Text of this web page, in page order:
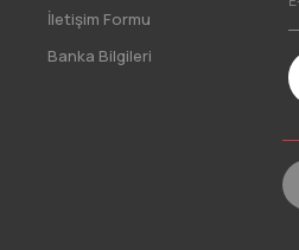
İletişim Formu
Banka Bilgileri